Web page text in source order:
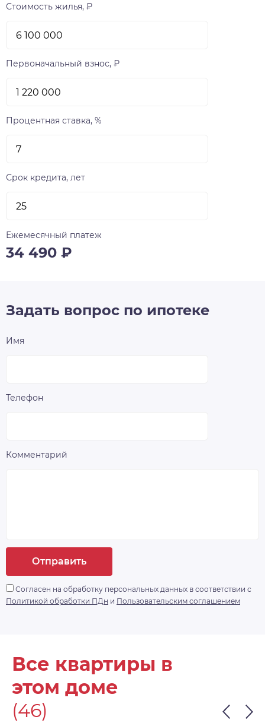
Стоимость жилья, ₽
Первоначальный взнос, ₽
Процентная ставка, %
Срок кредита, лет
Ежемесячный платеж
34 490 ₽
Задать вопрос по ипотеке
Имя
Телефон
Комментарий
Отправить
Согласен на обработку персональных данных в соответствии с
Политикой обработки ПДн и Пользовательским соглашением
Все квартиры в
этом доме
(46)